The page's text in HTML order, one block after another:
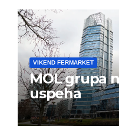
VIKEND FERMARKET
MOL grupa
uspeha